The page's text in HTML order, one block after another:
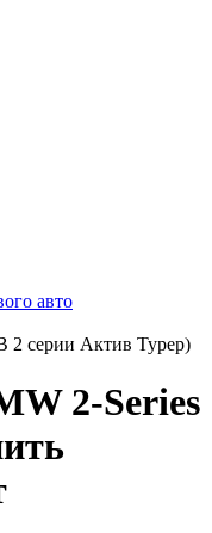
авто
2 серии Актив Турер)
2-Series